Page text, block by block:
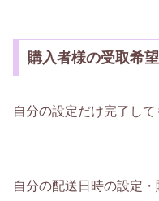
購入者様の受取希
自分の設定だけ完了し
自分の配送日時の設定